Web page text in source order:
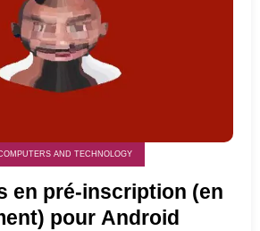
AND TECHNOLOGY
en pré-inscription (en
pour Android